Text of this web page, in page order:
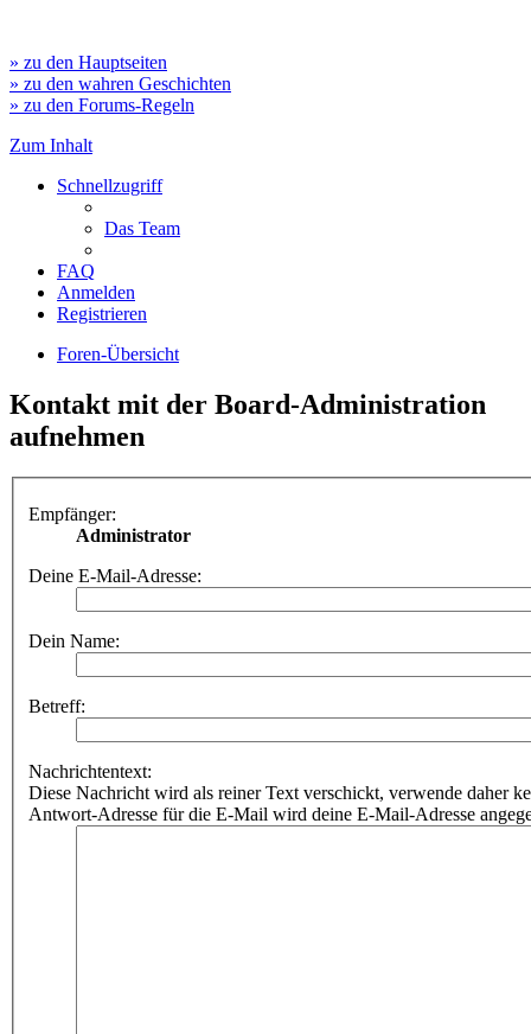
» zu den Hauptseiten
» zu den wahren Geschichten
» zu den Forums-Regeln
Zum Inhalt
Schnellzugriff
Das Team
FAQ
Anmelden
Registrieren
Foren-Übersicht
Kontakt mit der Board-Administration
aufnehmen
Empfänger:
Administrator
Deine E-Mail-Adresse:
Dein Name:
Betreff:
Nachrichtentext:
Diese Nachricht wird als reiner Text verschickt, verwende daher
Antwort-Adresse für die E-Mail wird deine E-Mail-Adresse